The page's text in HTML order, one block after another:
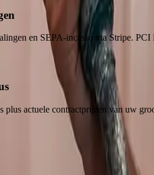
en SEPA-incasso via Stripe.
plus actuele contractprijzen van uw